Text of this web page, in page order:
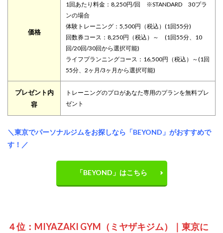
価格
1回あたり料金：8,250円/回 ※STANDARD 30プラ
ンの場合
体験トレーニング：5,500円（税込）(1回55分)
回数券コース：8,250円（税込）～ (1回55分、10
回/20回/30回から選択可能)
ライフプランニングコース：16,500円（税込）～(1回
55分、2ヶ月/3ヶ月から選択可能)
プレゼント内
容
トレーニングのプロがあなた専用のプランを無料プレ
ゼント
＼東京でパーソナルジムをお探しなら「BEYOND」がおすすめで
す！／
「BEYOND」はこちら
４位：MIYAZAKI GYM（ミヤザキジム）｜東京に